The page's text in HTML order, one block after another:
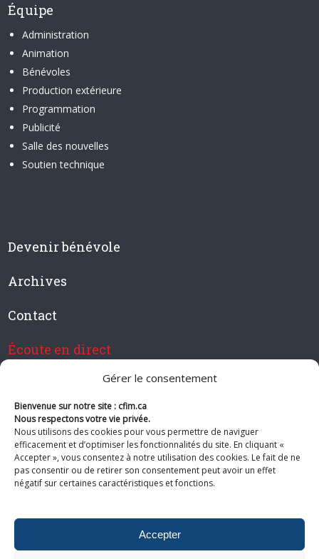
Gérer le consentement
Bienvenue sur notre site : cfim.ca
Nous respectons votre vie privée.
Nous utilisons des cookies pour vous permettre de naviguer
efficacement et d’optimiser les fonctionnalités du site. En cliquant «
Accepter », vous consentez à notre utilisation des cookies. Le fait de ne
pas consentir ou de retirer son consentement peut avoir un effet
négatif sur certaines caractéristiques et fonctions.
Accepter
Équipe
Administration
Animation
Bénévoles
Production extérieure
Programmation
Publicité
Salle des nouvelles
Soutien technique
Devenir bénévole
Archives
Contact
Écoute en direct
Devenir membre de CFIM
Suivez-nous